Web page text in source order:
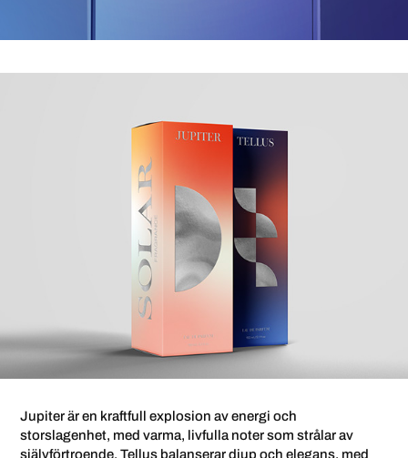
Jupiter är en kraftfull explosion av energi och
storslagenhet, med varma, livfulla noter som strålar av
självförtroende. Tellus balanserar djup och elegans, med